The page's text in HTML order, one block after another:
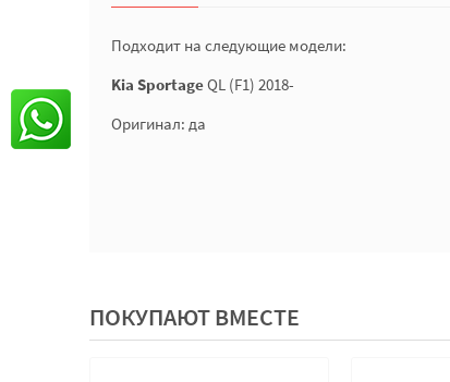
Подходит на следующие модели:
Kia SportageQL (F1) 2018-
Оригинал: да
ПОКУПАЮТ ВМЕСТЕ